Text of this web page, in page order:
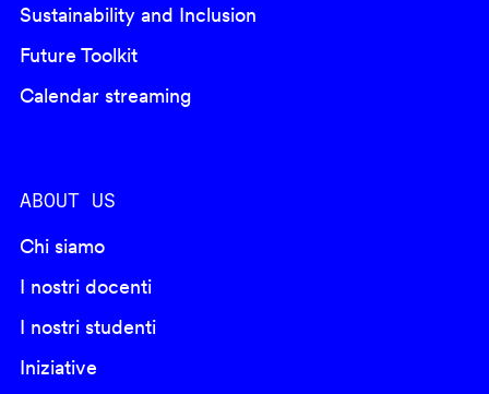
Sustainability and Inclusion
Future Toolkit
Calendar streaming
ABOUT US
Chi siamo
I nostri docenti
I nostri studenti
Iniziative